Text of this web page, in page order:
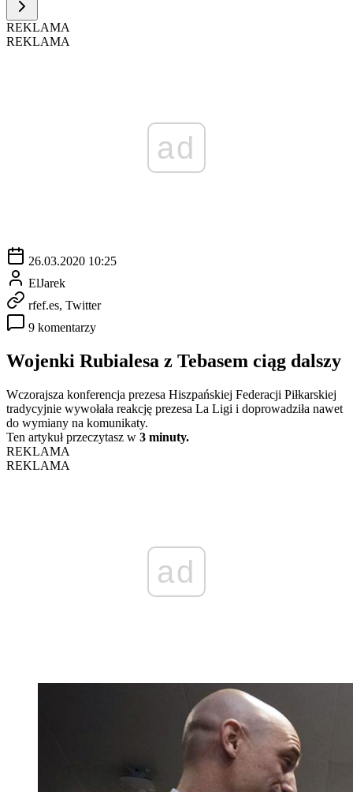
REKLAMA
REKLAMA
ad
26.03.2020 10:25
ElJarek
rfef.es, Twitter
9 komentarzy
Wojenki Rubialesa z Tebasem ciąg dalszy
Wczorajsza konferencja prezesa Hiszpańskiej Federacji Piłkarskiej
tradycyjnie wywołała reakcję prezesa La Ligi i doprowadziła nawet
do wymiany na komunikaty.
Ten artykuł przeczytasz w 3 minuty.
REKLAMA
REKLAMA
ad